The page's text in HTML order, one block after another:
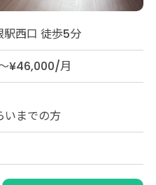
駅西口 徒歩5分
¥46,000/月
までの方